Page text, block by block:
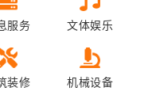
服务 文体娱乐
装修 机械设备